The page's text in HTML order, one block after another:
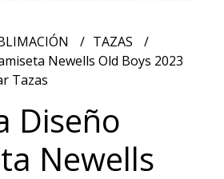
TAZAS
Newells Old Boys 2023
Tazas
Diseño
Newells